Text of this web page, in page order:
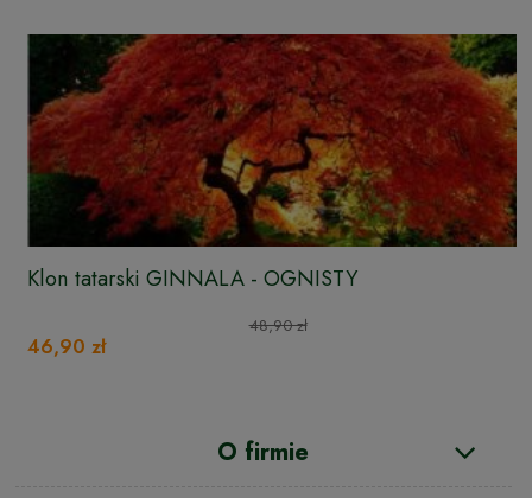
Klon tatarski GINNALA - OGNISTY
48,90 zł
46,90 zł
O firmie